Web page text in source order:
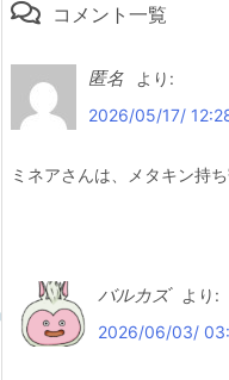
コメント一覧
匿名
より:
2026/05/17/
ミネアさんは、メタキン持
バルカズ
より:
2026/06/03/